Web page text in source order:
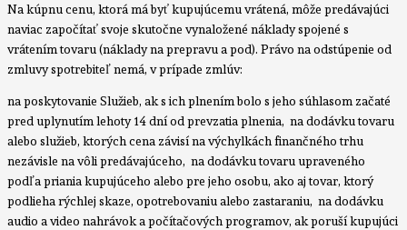
Na kúpnu cenu, ktorá má byť kupujúcemu vrátená, môže predávajúci
naviac započítať svoje skutočne vynaložené náklady spojené s
vrátením tovaru (náklady na prepravu a pod). Právo na odstúpenie od
zmluvy spotrebiteľ nemá, v prípade zmlúv:
na poskytovanie Služieb, ak s ich plnením bolo s jeho súhlasom začaté
pred uplynutím lehoty 14 dní od prevzatia plnenia, na dodávku tovaru
alebo služieb, ktorých cena závisí na výchylkách finančného trhu
nezávisle na vôli predávajúceho, na dodávku tovaru upraveného
podľa priania kupujúceho alebo pre jeho osobu, ako aj tovar, ktorý
podlieha rýchlej skaze, opotrebovaniu alebo zastaraniu, na dodávku
audio a video nahrávok a počítačových programov, ak poruší kupujúci